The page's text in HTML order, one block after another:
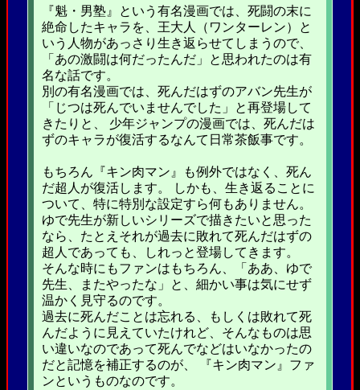
『魁・男塾』という有名漫画では、死闘の末に
絶命したキャラを、王大人（ワンターレン）と
いう人物があっさり生き返らせてしまうので、
「あの激闘は何だったんだ」と思われたのは有
名な話です。
別の有名漫画では、死んだはずのアバン先生が
「じつは死んでいませんでした」と再登場して
きたりと、 少年ジャンプの漫画では、死んだは
ずのキャラが復活するなんて日常茶飯事です。
もちろん『キン肉マン』も例外ではなく、死ん
だ超人が復活します。 しかも、生き返ることに
ついて、特に特別な設定すら何もありません。
ゆで先生が新しいシリーズで描きたいと思った
なら、たとえそれが過去に敗れて死んだはずの
超人であっても、しれっと登場してきます。
そんな時にもファンはもちろん、「ああ、ゆで
先生、またやったな」と、細かい事は気にせず
温かく見守るのです。
過去に死んだことは忘れる、もしくは敗れて死
んだように見えていたけれど、そんなものは思
い違いなのであって死んでなどはいなかったの
だと記憶を補正するのが、 『キン肉マン』ファ
ンというものなのです。